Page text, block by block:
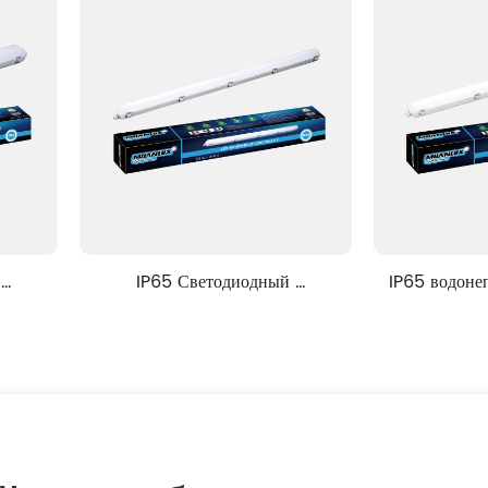
IP65 Светодиодный
IP65 водонепроницаемый свет